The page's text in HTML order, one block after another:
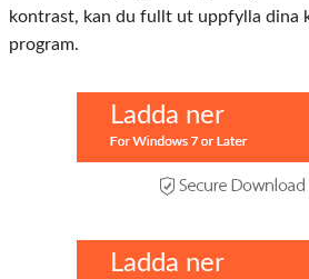
kontrast, kan du fullt ut uppfylla dina
program.
Ladda ner
Ladda ner